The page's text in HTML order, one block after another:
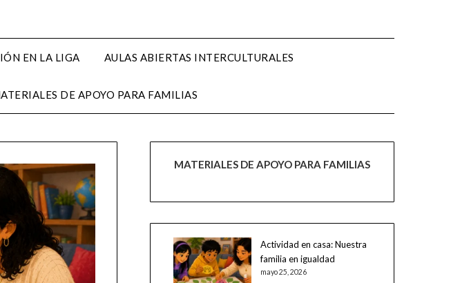
EN LA LIGA AULAS ABIERTAS INTERCULTURALES
DE APOYO PARA FAMILIAS
MATERIALES DE APOYO PARA FAMILIAS
Actividad en casa: Nuestra
familia en igualdad
mayo 25, 2026